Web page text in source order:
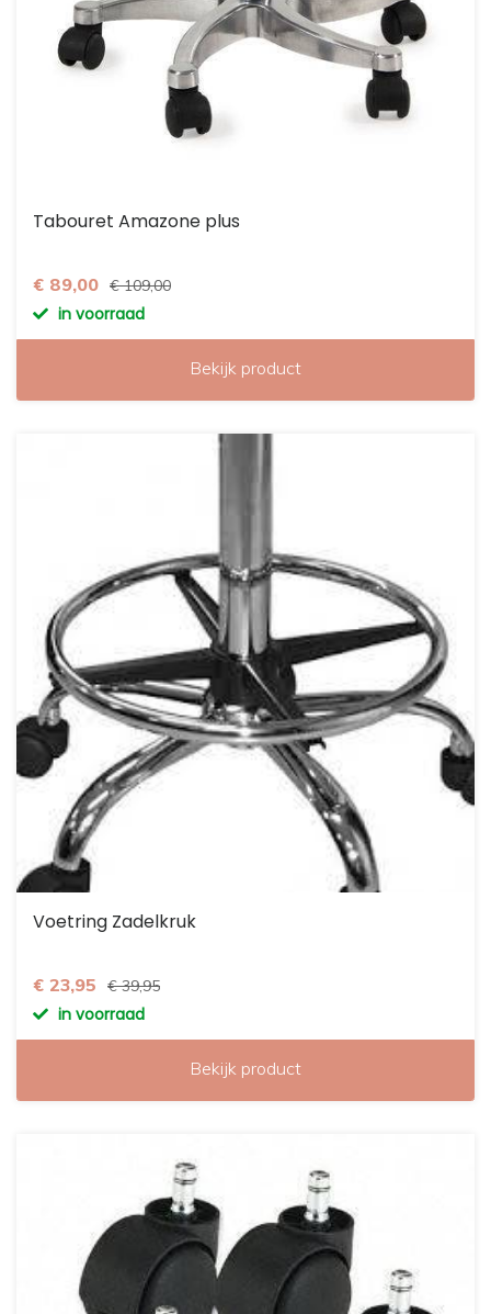
Tabouret Amazone plus
€ 89,00 € 109,00
in voorraad
Bekijk product
Voetring Zadelkruk
€ 23,95 € 39,95
in voorraad
Bekijk product